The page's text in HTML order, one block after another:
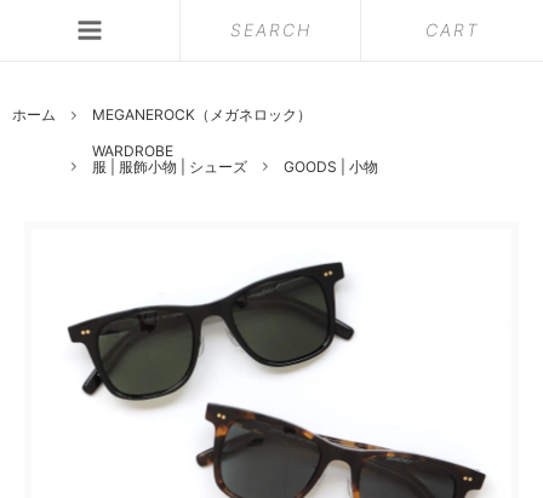
SEARCH CART
ホーム
MEGANEROCK（メガネロック）
WARDROBE
服 | 服飾小物 | シューズ
GOODS | 小物